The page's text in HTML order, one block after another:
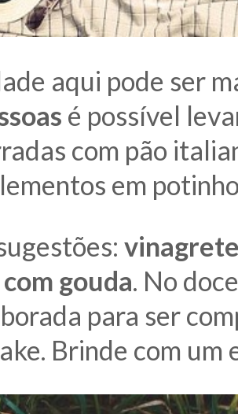
aqui pode ser
é possível
com pão
em
gouda. No
para ser
Brinde com um